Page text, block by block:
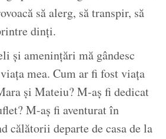
să alerg, să transpir, să
dinți.
și amenințări mă gândesc
mea. Cum ar fi fost viața
și Mateiu? M-aș fi dedicat
M-aș fi aventurat în
călătorii departe de casa de la